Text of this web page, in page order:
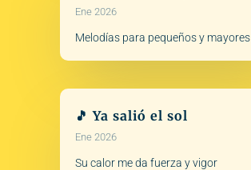
Ene 2026
Melodías para pequeños y mayores
🎵 Ya salió el sol
Ene 2026
Su calor me da fuerza y vigor